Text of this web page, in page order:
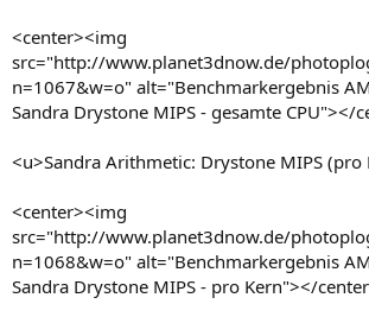
<center><img
src="http://www.planet3dnow.de/
n=1067&w=o" alt="Benchmarkergebnis
Sandra Drystone MIPS - gesamte CPU"></
<u>Sandra Arithmetic: Drystone MIPS (pro
<center><img
src="http://www.planet3dnow.de/
n=1068&w=o" alt="Benchmarkergebnis
Sandra Drystone MIPS - pro Kern"></